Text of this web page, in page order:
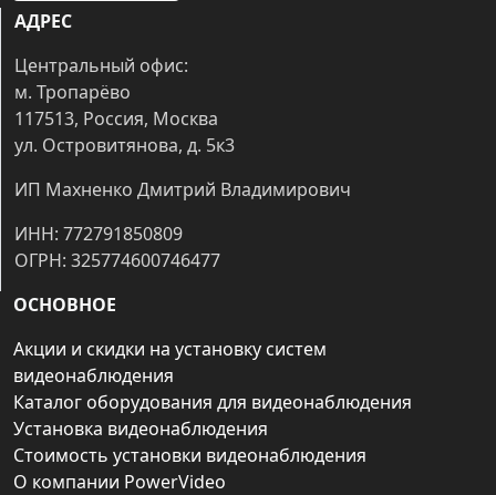
АДРЕС
Центральный офис:
м. Тропарёво
117513, Россия, Москва
ул. Островитянова, д. 5к3
ИП Махненко Дмитрий Владимирович
ИНН: 772791850809
ОГРН: 325774600746477
ОСНОВНОЕ
Акции и скидки на установку систем
видеонаблюдения
Каталог оборудования для видеонаблюдения
Установка видеонаблюдения
Стоимость установки видеонаблюдения
О компании PowerVideo